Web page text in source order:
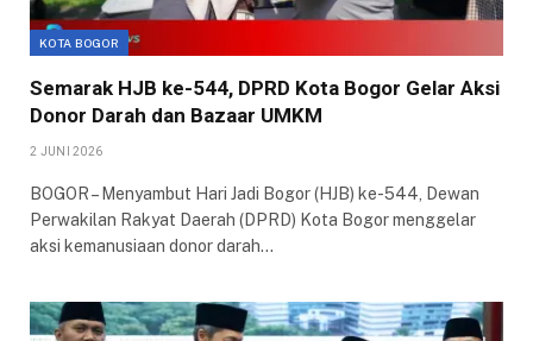
KOTA BOGOR
Semarak HJB ke-544, DPRD Kota Bogor Gelar Aksi
Donor Darah dan Bazaar UMKM
2 JUNI 2026
​BOGOR – Menyambut Hari Jadi Bogor (HJB) ke-544, Dewan
Perwakilan Rakyat Daerah (DPRD) Kota Bogor menggelar
aksi kemanusiaan donor darah…